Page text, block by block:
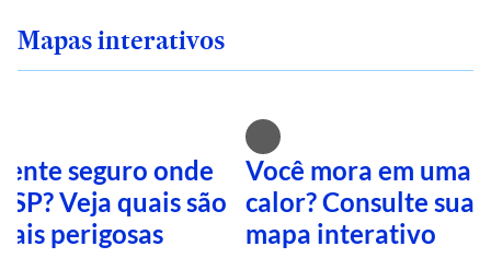
Mapas interativos
seguro onde
SP? Veja quais são
perigosas
Você mora em uma
calor? Consulte sua
mapa interativo